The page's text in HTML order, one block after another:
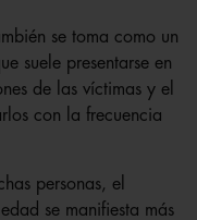
se toma como un
suele presentarse en
de las víctimas y el
con la frecuencia
personas, el
se manifiesta más